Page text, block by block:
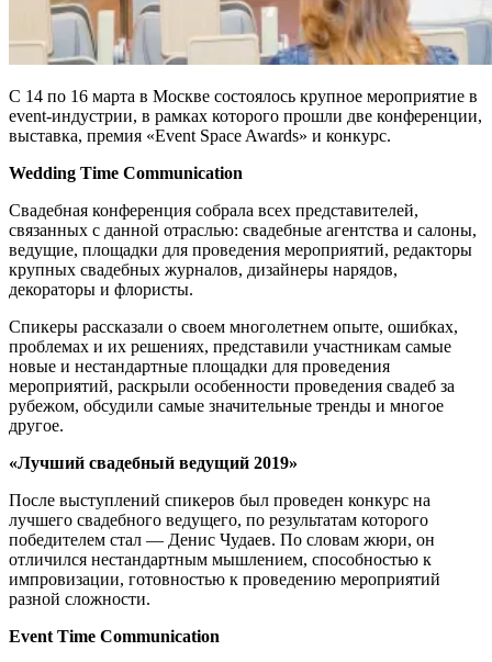
С 14 по 16 марта в Москве состоялось крупное мероприятие в
event-индустрии, в рамках которого прошли две конференции,
выставка, премия «Event Space Awards» и конкурс.
Wedding Time Communication
Свадебная конференция собрала всех представителей,
связанных с данной отраслью: свадебные агентства и салоны,
ведущие, площадки для проведения мероприятий, редакторы
крупных свадебных журналов, дизайнеры нарядов,
декораторы и флористы.
Спикеры рассказали о своем многолетнем опыте, ошибках,
проблемах и их решениях, представили участникам самые
новые и нестандартные площадки для проведения
мероприятий, раскрыли особенности проведения свадеб за
рубежом, обсудили самые значительные тренды и многое
другое.
«Лучший свадебный ведущий 2019»
После выступлений спикеров был проведен конкурс на
лучшего свадебного ведущего, по результатам которого
победителем стал — Денис Чудаев. По словам жюри, он
отличился нестандартным мышлением, способностью к
импровизации, готовностью к проведению мероприятий
разной сложности.
Event Time Communication